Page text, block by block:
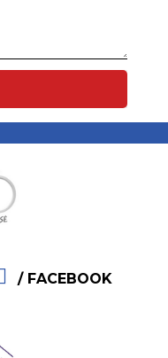
/ FACEBOOK